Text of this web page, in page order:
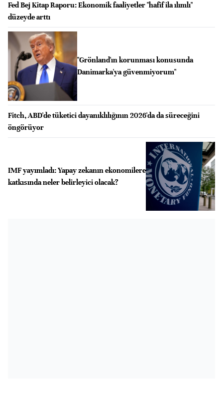
Fed Bej Kitap Raporu: Ekonomik faaliyetler "hafif ila ılımlı"
düzeyde arttı
"Grönland'ın korunması konusunda
Danimarka'ya güvenmiyorum"
Fitch, ABD'de tüketici dayanıklılığının 2026'da da süreceğini
öngörüyor
IMF yayımladı: Yapay zekanın ekonomilere
katkısında neler belirleyici olacak?